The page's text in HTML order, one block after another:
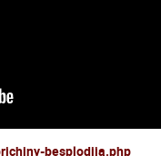
besplodija.php